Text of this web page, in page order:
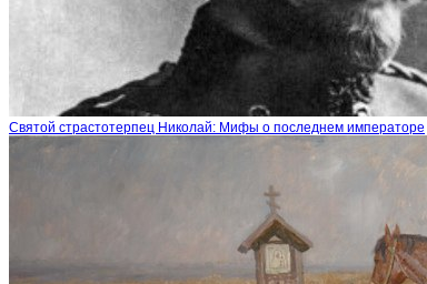
Святой страстотерпец Николай: Мифы о последнем императоре